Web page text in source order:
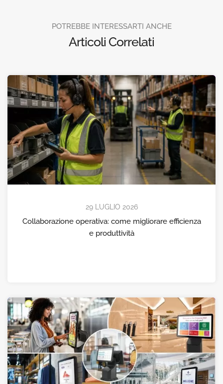
POTREBBE INTERESSARTI ANCHE
Articoli Correlati
29 LUGLIO 2026
Collaborazione operativa: come migliorare efficienza
e produttività